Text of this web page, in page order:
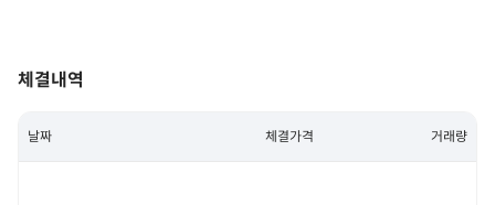
체결내역
날짜 체결가격 거래량